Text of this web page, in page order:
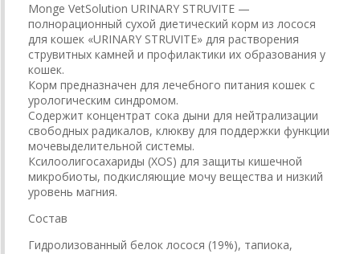
Monge VetSolution URINARY STRUVITE —
полнорационный сухой диетический корм из лосося
для кошек «URINARY STRUVITE» для растворения
струвитных камней и профилактики их образования у
кошек.
Корм предназначен для лечебного питания кошек с
урологическим синдромом.
Содержит концентрат сока дыни для нейтрализации
свободных радикалов, клюкву для поддержки функции
мочевыделительной системы.
Ксилоолигосахариды (XOS) для защиты кишечной
микробиоты, подкисляющие мочу вещества и низкий
уровень магния.
Состав
Гидролизованный белок лосося (19%), тапиока,